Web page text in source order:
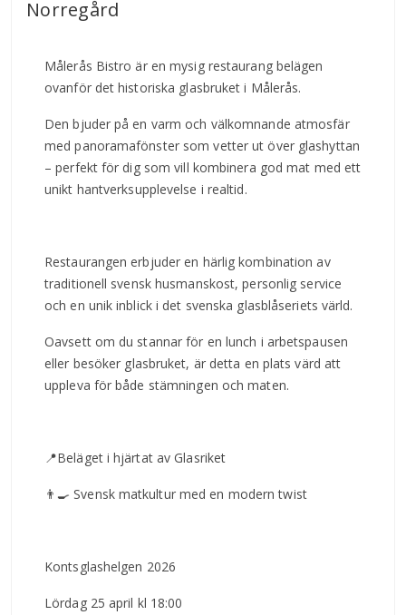
Norregård
Målerås Bistro är en mysig restaurang belägen
ovanför det historiska glasbruket i Målerås.
Den bjuder på en varm och välkomnande atmosfär
med panoramafönster som vetter ut över glashyttan
– perfekt för dig som vill kombinera god mat med ett
unikt hantverksupplevelse i realtid.
Restaurangen erbjuder en härlig kombination av
traditionell svensk husmanskost, personlig service
och en unik inblick i det svenska glasblåseriets värld.
Oavsett om du stannar för en lunch i arbetspausen
eller besöker glasbruket, är detta en plats värd att
uppleva för både stämningen och maten.
📍Beläget i hjärtat av Glasriket
👨‍🍳 Svensk matkultur med en modern twist
Kontsglashelgen 2026
Lördag 25 april kl 18:00